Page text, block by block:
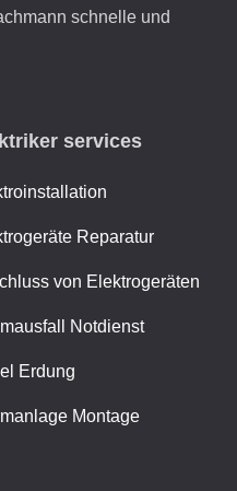
schnelle und
services
Reparatur
von Elektrogeräten
Notdienst
Erdung
Montage